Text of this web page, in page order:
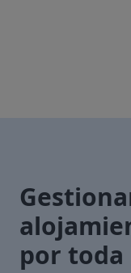
por toda